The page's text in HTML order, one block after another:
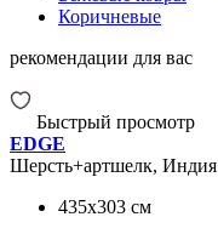
Коричневые
рекомендации для вас
Быстрый просмотр
EDGE
Шерсть+артшелк, Индия
435x303 см